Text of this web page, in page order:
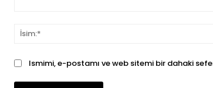
Ismimi, e-postamı ve web sitemi bir dahaki